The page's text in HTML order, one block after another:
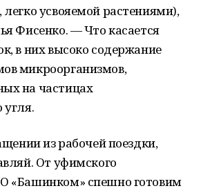
усвояемой растениями),
Фисенко. — Что касается
в них высоко содержание
микроорганизмов,
на частицах
угля.
из рабочей поездки,
От уфимского
«Башинком» спешно готовим